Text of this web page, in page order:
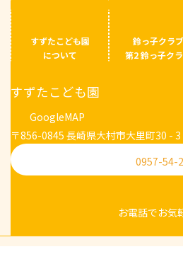
すずたこども園
について
鈴っ子クラブ
第2 鈴っ子ク
すずたこども園
GoogleMAP
〒856-0845 長崎県大村市大里町30 - 3
0957-54-
お電話でお気